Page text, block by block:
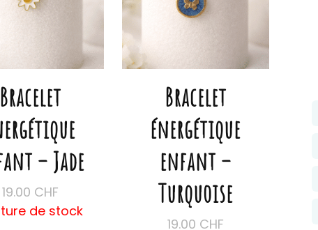
Bracelet
– Jade
19.00 CHF
de stock
Bracelet
énergétique
enfant –
Turquoise
19.00 CHF